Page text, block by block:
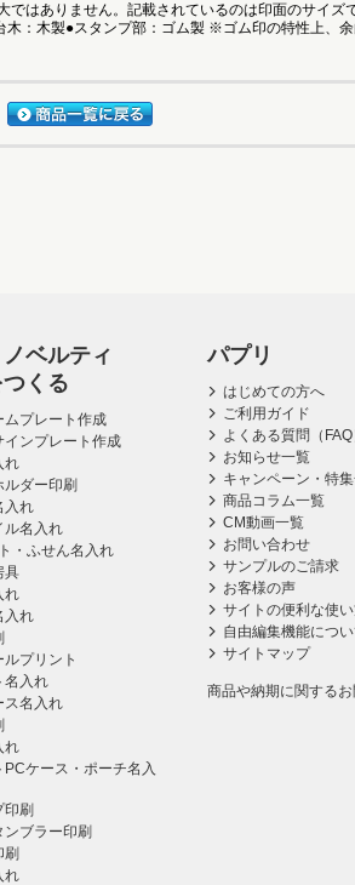
はありません。記載されているのは印面のサイ
：木製●スタンプ部：ゴム製 ※ゴム印の特性上、
ベルティ
くる
ムプレート作成
インプレート作成
れ
ルダー印刷
入れ
ル名入れ
・ふせん名入れ
具
れ
入れ
プリント
名入れ
ス名入れ
れ
PCケース・ポーチ名入
印刷
ブラー印刷
刷
れ
パプリ
はじめての方へ
ご利用ガイド
よくある質問（FAQ
お知らせ一覧
キャンペーン・特
商品コラム一覧
CM動画一覧
お問い合わせ
サンプルのご請求
お客様の声
サイトの便利な使
自由編集機能につ
サイトマップ
商品や納期に関する